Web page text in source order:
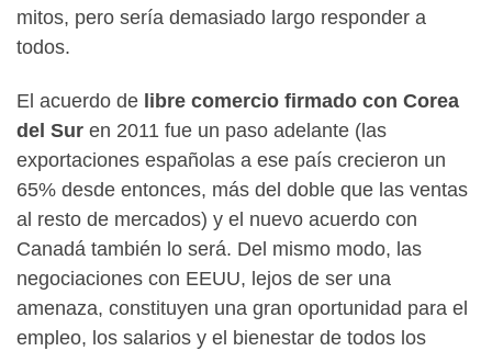
mitos, pero sería demasiado largo responder a
todos.
El acuerdo de libre comercio firmado con Corea
del Sur en 2011 fue un paso adelante (las
exportaciones españolas a ese país crecieron un
65% desde entonces, más del doble que las ventas
al resto de mercados) y el nuevo acuerdo con
Canadá también lo será. Del mismo modo, las
negociaciones con EEUU, lejos de ser una
amenaza, constituyen una gran oportunidad para el
empleo, los salarios y el bienestar de todos los